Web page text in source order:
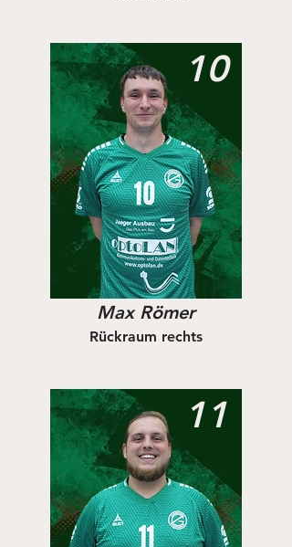
10
Max Römer
Rückraum rechts
11